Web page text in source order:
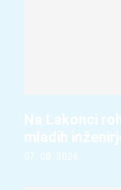
Na Lakonci
mladih
07. 08. 2026